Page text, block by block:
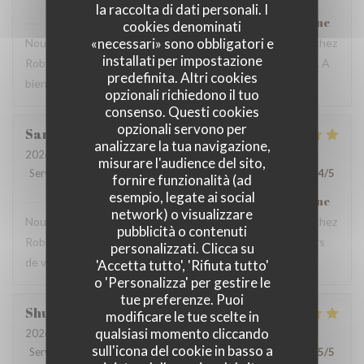
la raccolta di dati personali. I
cookies denominati
«necessari» sono obbligatori e
installati per impostazione
predefinita. Altri cookies
opzionali richiedono il tuo
consenso. Questi cookies
opzionali servono per
analizzare la tua navigazione,
misurare l'audience del sito,
fornire funzionalità (ad
esempio, legate ai social
network) o visualizzare
pubblicità o contenuti
personalizzati. Clicca su
'Accetta tutto', 'Rifiuta tutto'
o 'Personalizza' per gestire le
tue preferenze. Puoi
modificare le tue scelte in
qualsiasi momento cliccando
sull'icona del cookie in basso a
Robert et Louise ha risposto a questa recensione
Nous sommes ravis que vous ayez passé un bon moment chez
Robert et Louise, Et vous remercions pour votre message. A
bientôt ?
Sam
2026-07-17
- 17:45 - Ospiti 2
Servizio
Atmosfera /5 Cucina 5/5 Qualità / Prezzo 4/5
Robert et Louiseha risposto a questa recensione
Nous sommes ravis que vous ayez passé un bon moment chez
Robert et Louise, que nous serons heureux de rééditer lors
de votre prochain passage.
Shunkuei
2026-07-16
- 19:30 - Ospiti 2
Servizio
Atmosfera: 5 /5 Cucina: 5/5 Qualità / Prezzo 5/5